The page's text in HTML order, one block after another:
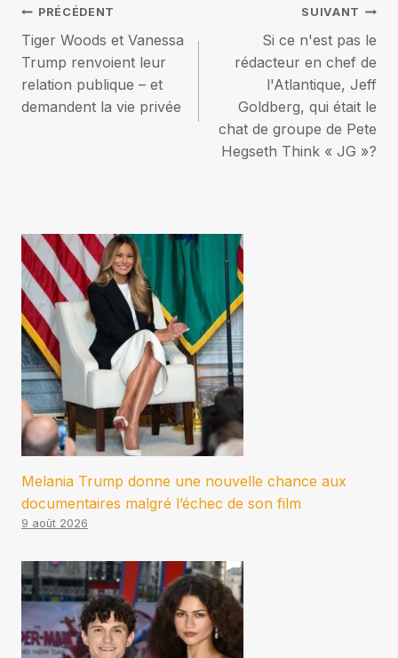
Navigation
de
l’article
PRÉCÉDENT
Tiger Woods et Vanessa
Trump renvoient leur
relation publique – et
demandent la vie privée
SUIVANT
Si ce n'est pas le
rédacteur en chef de
l'Atlantique, Jeff
Goldberg, qui était le
chat de groupe de Pete
Hegseth Think « JG »?
Melania Trump donne une nouvelle chance aux
documentaires malgré l’échec de son film
9 août 2026